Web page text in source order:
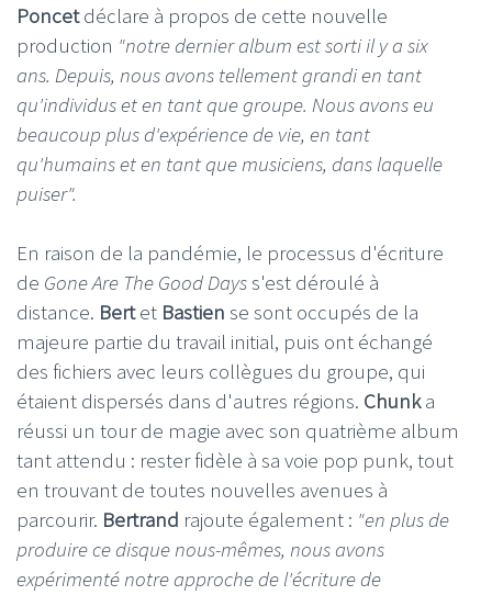
Poncetdéclare à propos de cette nouvelle
production "notre dernier album est sorti il y a six
ans. Depuis, nous avons tellement grandi en tant
qu'individus et en tant que groupe. Nous avons eu
beaucoup plus d'expérience de vie, en tant
qu'humains et en tant que musiciens, dans laquelle
puiser".
En raison de la pandémie, le processus d'écriture
de Gone Are The Good Dayss'est déroulé à
distance. Bertet Bastien se sont occupés de la
majeure partie du travail initial, puis ont échangé
des fichiers avec leurs collègues du groupe, qui
étaient dispersés dans d'autres régions. Chunka
réussi un tour de magie avec son quatrième album
tant attendu : rester fidèle à sa voie pop punk, tout
en trouvant de toutes nouvelles avenues à
parcourir. Bertrand rajoute également : "en plus de
produire ce disque nous-mêmes, nous avons
expérimenté notre approche de l'écriture de